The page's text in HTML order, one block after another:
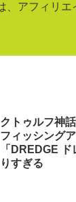
、アフィリエ
クトゥルフ神
フィッシング
「DREDGE
りすぎる